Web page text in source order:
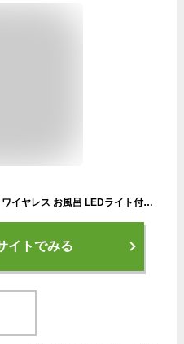
Bluetooth5.3 スピーカー 防水IPX6 ワイヤレス お風呂 LEDライト付き 重低音 ポータブルスピーカー 小型 Type-C充電 大音量 TFカード AUX対応 2台ペアリング 車載 キャンプ 送料無料 SPEAKER370
イトでみる